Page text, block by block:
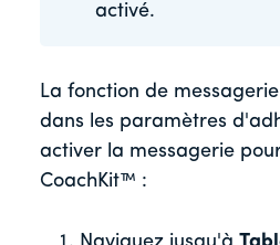
activé.
La fonction de
dans les paramètres
activer la messagerie
CoachKit™ :